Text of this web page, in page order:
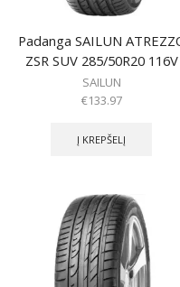
Padanga SAILUN
ZSR SUV 285/50R20 116V
SAILUN
€133.97
Į KREPŠELĮ